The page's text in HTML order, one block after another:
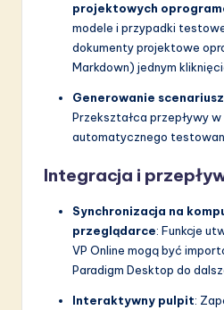
projektowych
modele i przypadki
dokumenty projektowe
Markdown) jednym
Generowanie
Przekształca przepływy
automatycznego
Integracja i
Synchronizacja na
przeglądarce: Funkcje
VP Online mogą być
Paradigm Desktop do
Interaktywny pulpit: